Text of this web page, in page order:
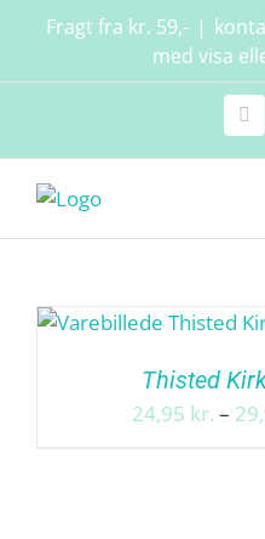
content
Fragt fra kr. 59,- |
med visa
Thisted
24,95 kr. –